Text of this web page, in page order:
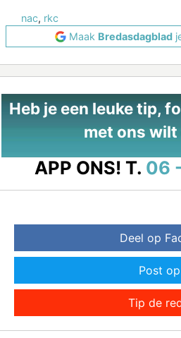
nac, rkc
Maak Bredasdagblad
Heb je een leuke tip,
met ons wilt
APP ONS! T. 06
Deel op
Post
Tip de